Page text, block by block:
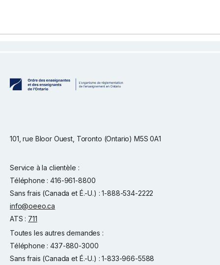
101, rue Bloor Ouest, Toronto (Ontario) M5S 0A1
Service à la clientèle :
Téléphone : 416-961-8800
Sans frais (Canada et É.-U.) : 1-888-534-2222
info@oeeo.ca
ATS : 711
Toutes les autres demandes :
Téléphone : 437-880-3000
Sans frais (Canada et É.-U.) : 1-833-966-5588